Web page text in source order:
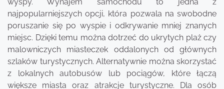
najpopularniejszych opcji, która pozwala na swobodne
poruszanie się po wyspie i odkrywanie mniej znanych
miejsc. Dzięki temu można dotrzeć do ukrytych plaż czy
malowniczych miasteczek oddalonych od głównych
szlaków turystycznych. Alternatywnie można skorzystać
z lokalnych autobusów lub pociągów, które łączą
większe miasta oraz atrakcje turystyczne. Dla osób